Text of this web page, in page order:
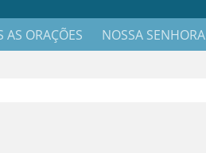
AS ORAÇÕES NOSSA SENHORA